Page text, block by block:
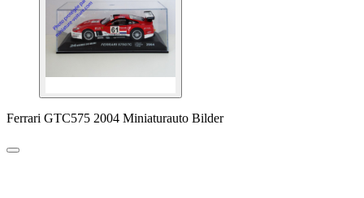
Ferrari GTC575 2004 Miniaturauto Bilder